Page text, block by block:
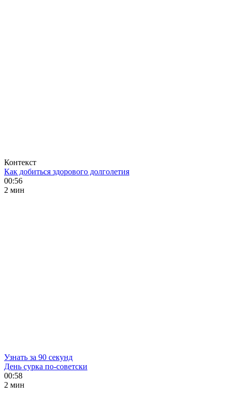
Контекст
Как добиться здорового долголетия
00:56
2 мин
Узнать за 90 секунд
День сурка по-советски
00:58
2 мин